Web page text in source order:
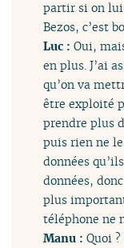
partir si on
Bezos, c’est
Luc :Oui,
en plus. J’ai
qu’on va
être exploité
prendre plus
puis rien ne
données
données,
plus
téléphone ne
Manu :Quoi